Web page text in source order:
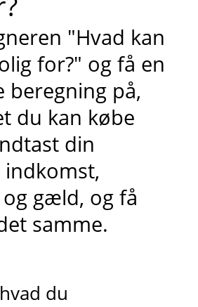
"Hvad kan
for?" og få en
beregning på,
du kan købe
din
gæld, og få
samme.
du